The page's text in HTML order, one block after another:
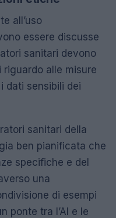
all’uso
essere discusse
sanitari devono
alle misure
dati sensibili dei
sanitari della
ben pianificata che
specifiche e del
una
di esempi
ponte tra l’AI e le